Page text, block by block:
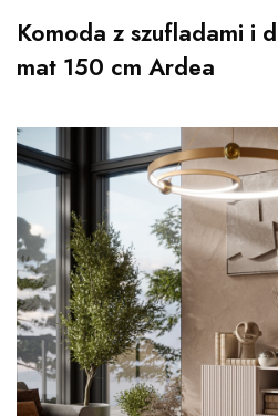
Komoda z szufladami i
mat 150 cm Ardea